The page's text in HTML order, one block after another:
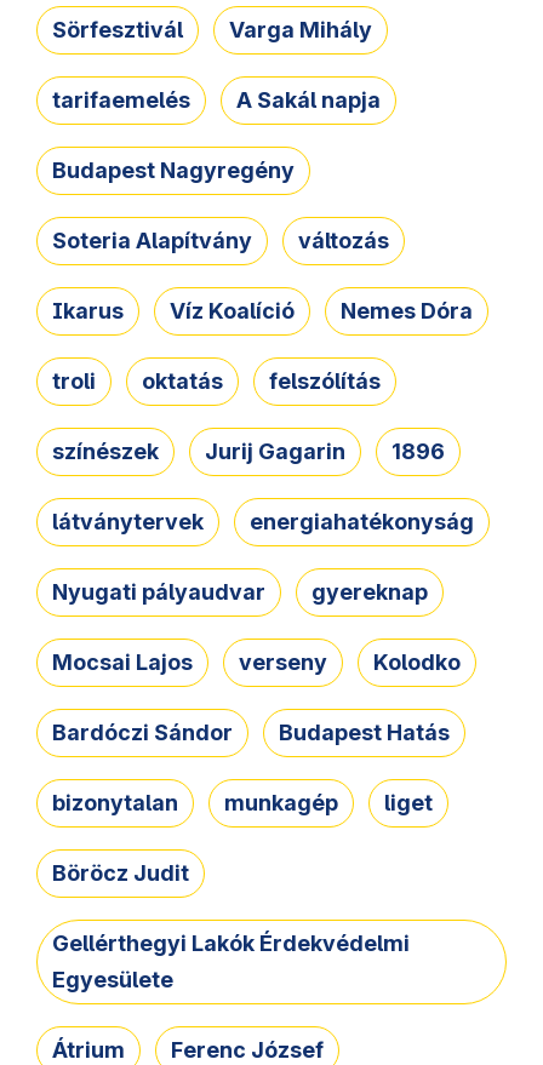
Sörfesztivál Varga Mihály
tarifaemelés A Sakál napja
Budapest Nagyregény
Soteria Alapítvány változás
Ikarus Víz Koalíció Nemes Dóra
troli oktatás felszólítás
színészek Jurij Gagarin 1896
látványtervek energiahatékonyság
Nyugati pályaudvar gyereknap
Mocsai Lajos verseny Kolodko
Bardóczi Sándor Budapest Hatás
bizonytalan munkagép liget
Böröcz Judit
Gellérthegyi Lakók Érdekvédelmi
Egyesülete
Átrium Ferenc József